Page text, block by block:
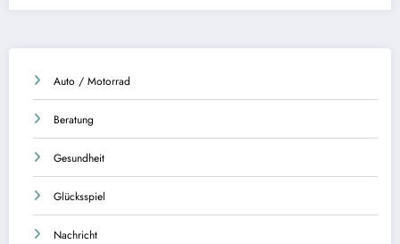
Auto / Motorrad
Beratung
Gesundheit
Glücksspiel
Nachricht